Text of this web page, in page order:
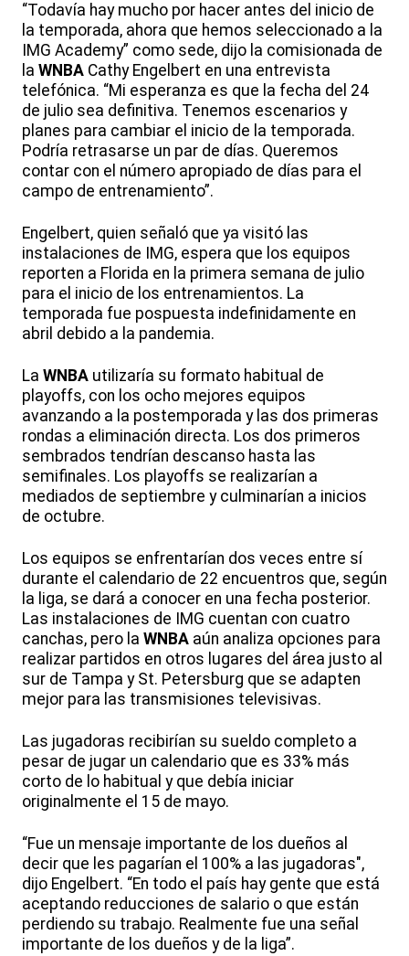
“Todavía hay mucho por hacer antes del inicio de
la temporada, ahora que hemos seleccionado a la
IMG Academy” como sede, dijo la comisionada de
la WNBA Cathy Engelbert en una entrevista
telefónica. “Mi esperanza es que la fecha del 24
de julio sea definitiva. Tenemos escenarios y
planes para cambiar el inicio de la temporada.
Podría retrasarse un par de días. Queremos
contar con el número apropiado de días para el
campo de entrenamiento”.
Engelbert, quien señaló que ya visitó las
instalaciones de IMG, espera que los equipos
reporten a Florida en la primera semana de julio
para el inicio de los entrenamientos. La
temporada fue pospuesta indefinidamente en
abril debido a la pandemia.
La WNBA utilizaría su formato habitual de
playoffs, con los ocho mejores equipos
avanzando a la postemporada y las dos primeras
rondas a eliminación directa. Los dos primeros
sembrados tendrían descanso hasta las
semifinales. Los playoffs se realizarían a
mediados de septiembre y culminarían a inicios
de octubre.
Los equipos se enfrentarían dos veces entre sí
durante el calendario de 22 encuentros que, según
la liga, se dará a conocer en una fecha posterior.
Las instalaciones de IMG cuentan con cuatro
canchas, pero la WNBA aún analiza opciones para
realizar partidos en otros lugares del área justo al
sur de Tampa y St. Petersburg que se adapten
mejor para las transmisiones televisivas.
Las jugadoras recibirían su sueldo completo a
pesar de jugar un calendario que es 33% más
corto de lo habitual y que debía iniciar
originalmente el 15 de mayo.
“Fue un mensaje importante de los dueños al
decir que les pagarían el 100% a las jugadoras",
dijo Engelbert. “En todo el país hay gente que está
aceptando reducciones de salario o que están
perdiendo su trabajo. Realmente fue una señal
importante de los dueños y de la liga”.